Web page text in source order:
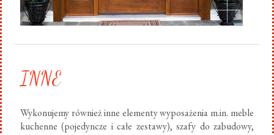
INNE
Wykonujemy również inne elementy wyposażenia m.in. meble
kuchenne (pojedyncze i całe zestawy), szafy do zabudowy,